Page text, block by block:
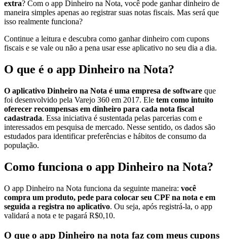
extra? Com o app Dinheiro na Nota, você pode ganhar dinheiro de
maneira simples apenas ao registrar suas notas fiscais. Mas será que
isso realmente funciona?
Continue a leitura e descubra como ganhar dinheiro com cupons
fiscais e se vale ou não a pena usar esse aplicativo no seu dia a dia.
O que é o app Dinheiro na Nota?
O aplicativo Dinheiro na Nota é uma empresa de software que
foi desenvolvido pela Varejo 360 em 2017. Ele tem como intuito
oferecer recompensas em dinheiro para cada nota fiscal
cadastrada. Essa iniciativa é sustentada pelas parcerias com e
interessados em pesquisa de mercado. Nesse sentido, os dados são
estudados para identificar preferências e hábitos de consumo da
população.
Como funciona o app Dinheiro na Nota?
O app Dinheiro na Nota funciona da seguinte maneira: você
compra um produto, pede para colocar seu CPF na nota e em
seguida a registra no aplicativo. Ou seja, após registrá-la, o app
validará a nota e te pagará R$0,10.
O que o app Dinheiro na nota faz com meus cupons